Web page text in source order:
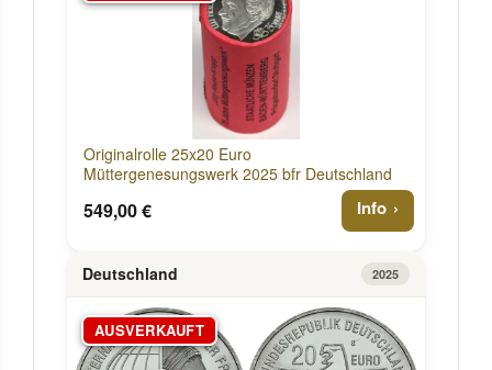
Originalrolle 25x20 Euro
Müttergenesungswerk 2025 bfr Deutschland
549,00 € Info
Deutschland 2025
AUSVERKAUFT